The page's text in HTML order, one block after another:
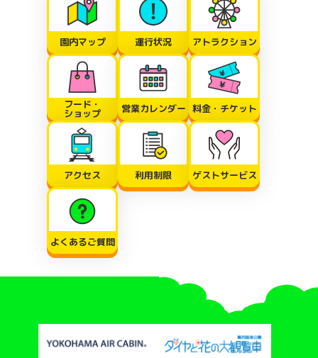
園内マップ 運行状況 アトラクション
フード・
ショップ 営業カレンダー 料金・チケット
アクセス 利用制限 ゲストサービス
よくあるご質問